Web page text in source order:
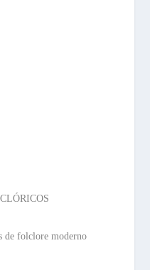
de folclore moderno